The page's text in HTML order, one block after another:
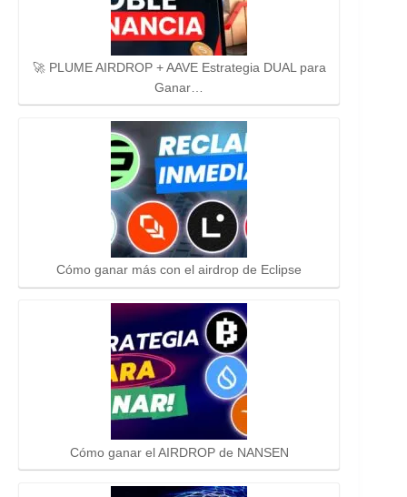
🚀 PLUME AIRDROP + AAVE Estrategia DUAL para
Ganar…
Cómo ganar más con el airdrop de Eclipse
Cómo ganar el AIRDROP de NANSEN